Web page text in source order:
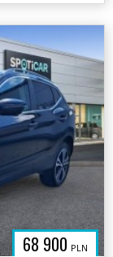
68 900 PLN